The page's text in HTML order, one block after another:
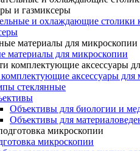
и охлаждающие столики
материалы для микроскопии
комплектующие аксессуары для
стеклянные
Объективы для биологии и
Объективы для
микроскопии